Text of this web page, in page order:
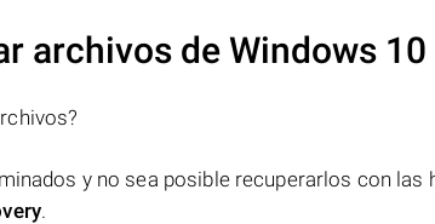
archivos de Windows 10
y no sea posible recuperarlos con las
.